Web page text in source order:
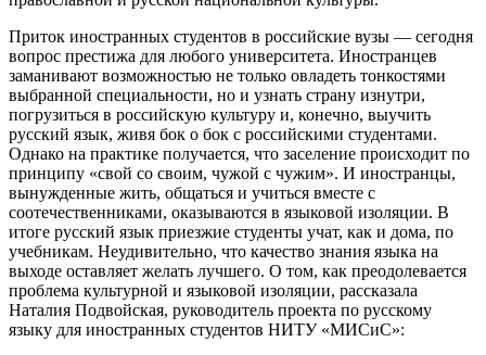
Приток иностранных студентов в российские вузы — сегодня
вопрос престижа для любого университета. Иностранцев
заманивают возможностью не только овладеть тонкостями
выбранной специальности, но и узнать страну изнутри,
погрузиться в российскую культуру и, конечно, выучить
русский язык, живя бок о бок с российскими студентами.
Однако на практике получается, что заселение происходит по
принципу «свой со своим, чужой с чужим». И иностранцы,
вынужденные жить, общаться и учиться вместе с
соотечественниками, оказываются в языковой изоляции. В
итоге русский язык приезжие студенты учат, как и дома, по
учебникам. Неудивительно, что качество знания языка на
выходе оставляет желать лучшего. О том, как преодолевается
проблема культурной и языковой изоляции, рассказала
Наталия Подвойская, руководитель проекта по русскому
языку для иностранных студентов НИТУ «МИСиС»: